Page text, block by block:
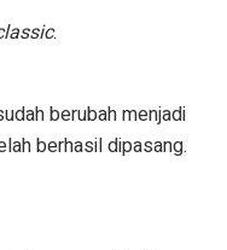
.
berubah menjadi
berhasil dipasang.